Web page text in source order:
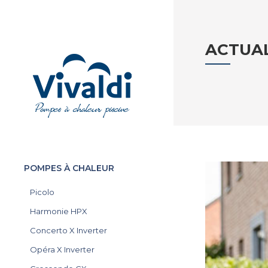
POMPES À CHALEUR
Picolo
Harmonie HPX
Concerto X Inverter
Opéra X Inverter